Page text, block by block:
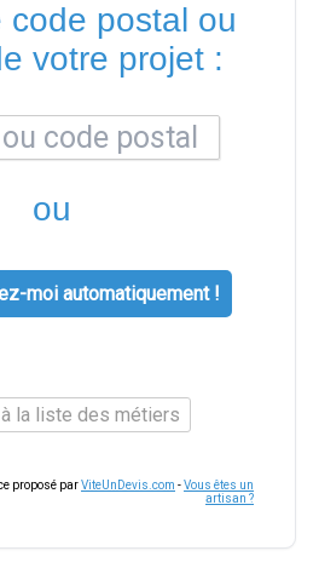
code postal ou
votre projet :
ou
moi automatiquement !
la liste des métiers
proposé parViteUnDevis.com -Vous êtes un
artisan ?